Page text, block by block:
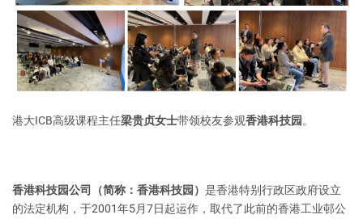
港大ICB高级课程主任梁贵贞女士带领校友参观香港科技园 。
香港科技园公司（简称：香港科技园） 是香港特别行政区政府设立
的法定机构，于2001年5月7日起运作，取代了此前的香港工业邨公